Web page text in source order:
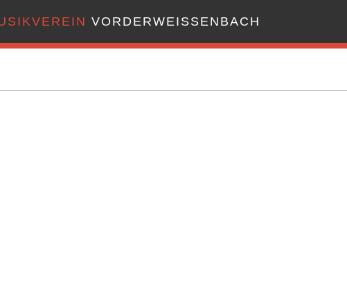
VORDERWEISSENBACH